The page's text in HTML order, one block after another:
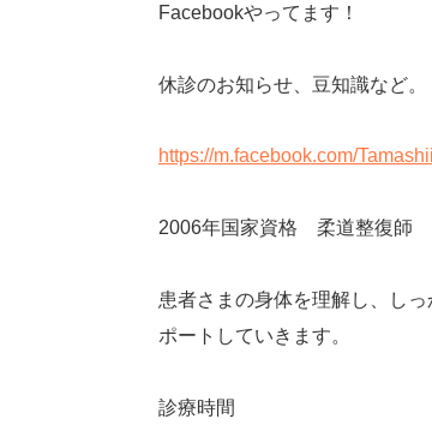
Facebookやってます！
休診のお知らせ、豆知識など。
https://m.facebook.com/
2006年国家資格 柔道整復師
患者さまの身体を理解し、し
ポートしていきます。
診療時間